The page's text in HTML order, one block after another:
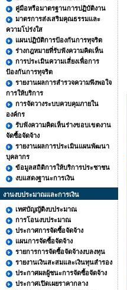
คู่มือหรือมาตรฐานการปฏิบัติงาน
มาตรการส่งเสริมคุณธรรมและ
ความโปร่งใส
แผนปฏิบัติการป้องกันการทุจริต
ร่างกฎหมายที่รับฟังความคิดเห็น
การประเมินความเสี่ยงเพื่อการ
ป้องกันการทุจริต
รายงานผลการสำรวจความพึงพอใจ
การให้บริการ
การจัดวางระบบควบคุมภายใน
องค์กร
รับฟังความคิดเห็นร่างขอบเขตงาน
จัดซื้อจัดจ้าง
รายงานผลการประเมินแผนพัฒนา
บุคลากร
ข้อมูลสถิติการให้บริการประชาชน
งบแสดงฐานะการเงิน
งานงบประมาณและการเงิน
เทศบัญญัติงบประมาณ
การโอนงบประมาณ
ประกาศการจัดซื้อจัดจ้าง
แผนการจัดซื้อจัดจ้าง
รายการการจัดซื้อจัดจ้างงบลงทุน
รายงานเงินสะสมและเงินทุนสำรอง
ประกาศผลผู้ชนะการจัดซื้อจัดจ้าง
ประกาศเปิดเผยราคากลาง